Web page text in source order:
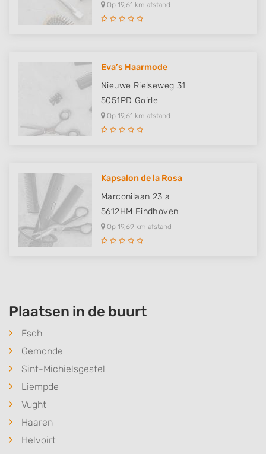
Op 19,61 km afstand
Eva’s Haarmode
Nieuwe Rielseweg 31
5051PD Goirle
Op 19,61 km afstand
Kapsalon de la Rosa
Marconilaan 23 a
5612HM Eindhoven
Op 19,69 km afstand
Plaatsen in de buurt
Esch
Gemonde
Sint-Michielsgestel
Liempde
Vught
Haaren
Helvoirt